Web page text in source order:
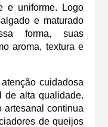
e uniforme. Logo
e maturado
forma, suas
aroma, textura e
cuidadosa
de alta qualidade.
artesanal continua
de queijos